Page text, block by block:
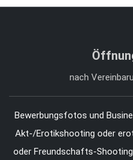
nach
Bewerbungsfotos und
Akt-/Erotikshooting oder
oder Freundschafts-Shooting